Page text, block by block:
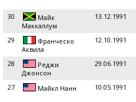
30
Майк
Маккаллум
13.12.1991
29
Франческо
Аквила
12.10.1991
28
Реджи
Джонсон
29.06.1991
27 Майкл Нанн 10.05.1991